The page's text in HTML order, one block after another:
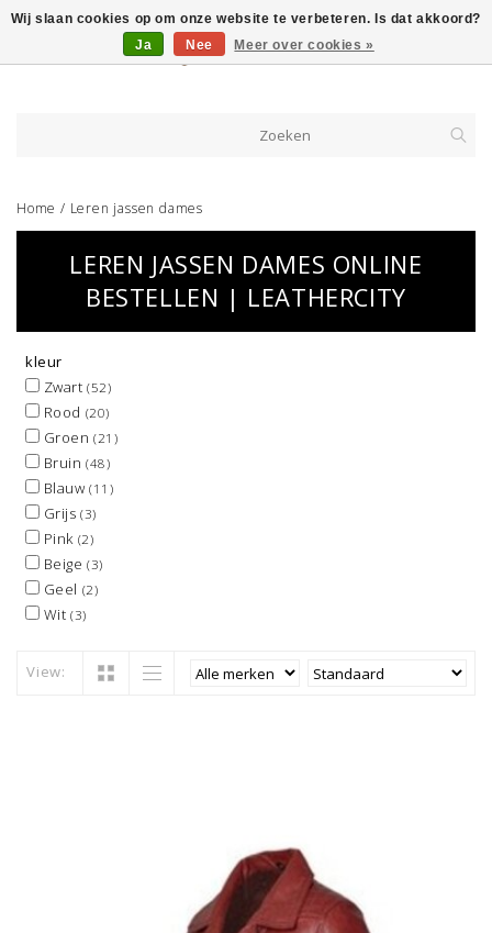
Home / Leren jassen dames
LEREN JASSEN DAMES ONLINE
BESTELLEN | LEATHERCITY
kleur
Zwart(52)
Rood (20)
Groen(21)
Bruin(48)
Blauw(11)
Grijs(3)
Pink (2)
Beige(3)
Geel (2)
Wit (3)
View:
Wij slaan cookies op om onze website te verbeteren. Is dat akkoord?
Ja
Nee Meer over cookies »